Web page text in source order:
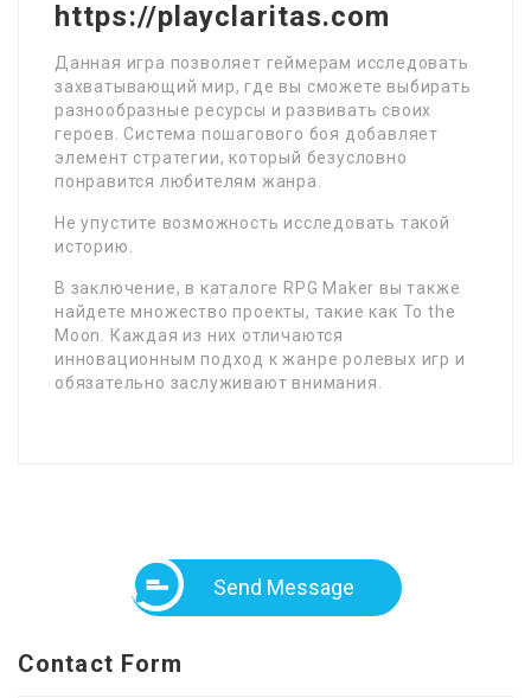
https://playclaritas.com
Данная игра позволяет геймерам исследовать
захватывающий мир, где вы сможете выбирать
разнообразные ресурсы и развивать своих
героев. Система пошагового боя добавляет
элемент стратегии, который безусловно
понравится любителям жанра.
Не упустите возможность исследовать такой
историю.
В заключение, в каталоге RPG Maker вы также
найдете множество проекты, такие как To the
Moon. Каждая из них отличаются
инновационным подход к жанре ролевых игр и
обязательно заслуживают внимания.
Send Message
Contact Form